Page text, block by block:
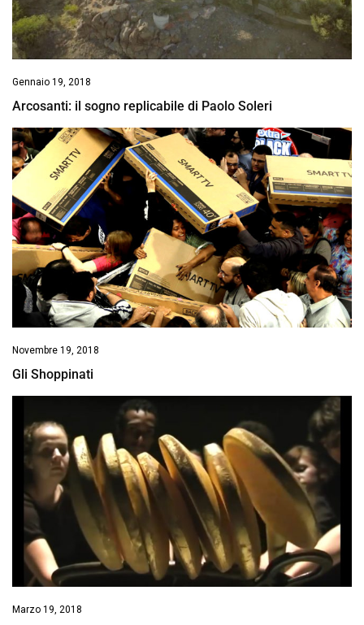
Gennaio 19, 2018
Arcosanti: il sogno replicabile di Paolo Soleri
Novembre 19, 2018
Gli Shoppinati
Marzo 19, 2018